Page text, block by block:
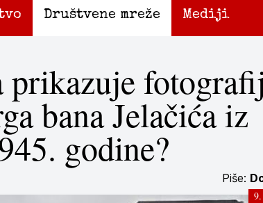
Društvene mreže Mediji
prikazuje
bana Jelačića iz
godine?
Piše: